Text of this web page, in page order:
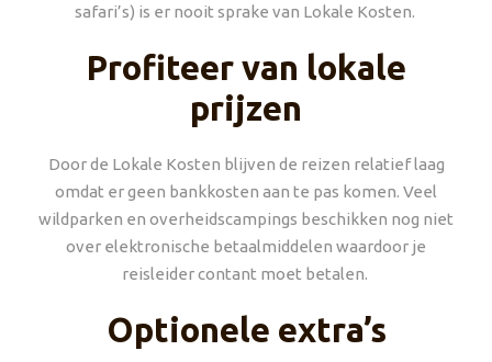
safari’s) is er nooit sprake van Lokale Kosten.
Profiteer van lokale
prijzen
Door de Lokale Kosten blijven de reizen relatief laag
omdat er geen bankkosten aan te pas komen. Veel
wildparken en overheidscampings beschikken nog niet
over elektronische betaalmiddelen waardoor je
reisleider contant moet betalen.
Optionele extra’s